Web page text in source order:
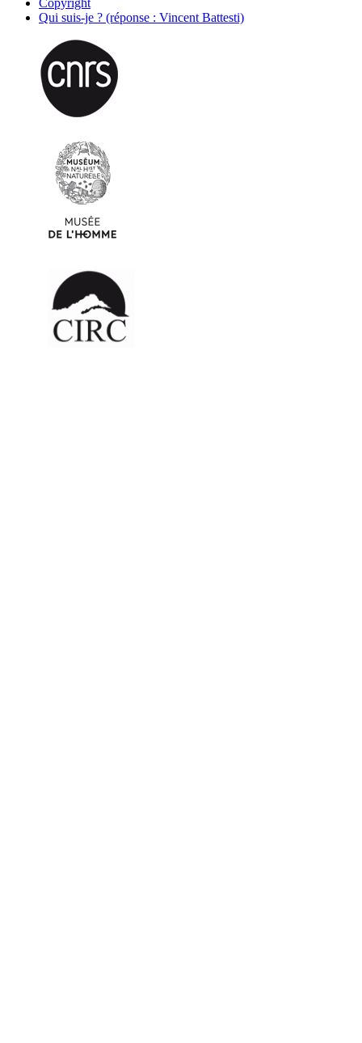
Copyright
Qui suis-je ? (réponse : Vincent Battesti)